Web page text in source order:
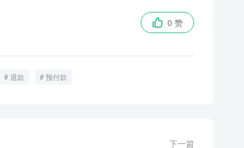
 0 赞
退款 预付款
下一篇